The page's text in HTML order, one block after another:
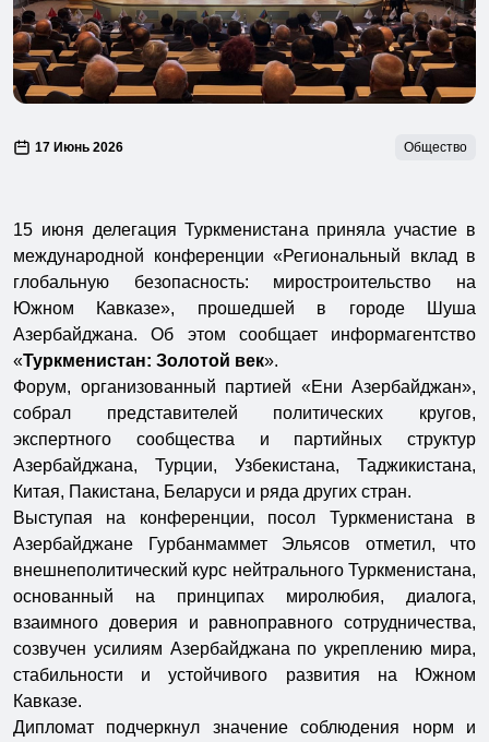
17 Июнь 2026 Общество
15 июня делегация Туркменистана приняла участие в
международной конференции «Региональный вклад в
глобальную безопасность: миростроительство на
Южном Кавказе», прошедшей в городе Шуша
Азербайджана. Об этом сообщает информагентство
«Туркменистан: Золотой век».
Форум, организованный партией «Ени Азербайджан»,
собрал представителей политических кругов,
экспертного сообщества и партийных структур
Азербайджана, Турции, Узбекистана, Таджикистана,
Китая, Пакистана, Беларуси и ряда других стран.
Выступая на конференции, посол Туркменистана в
Азербайджане Гурбанмаммет Эльясов отметил, что
внешнеполитический курс нейтрального Туркменистана,
основанный на принципах миролюбия, диалога,
взаимного доверия и равноправного сотрудничества,
созвучен усилиям Азербайджана по укреплению мира,
стабильности и устойчивого развития на Южном
Кавказе.
Дипломат подчеркнул значение соблюдения норм и